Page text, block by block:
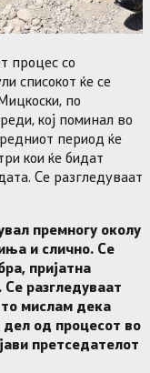
процес со
списокот ќе се
по
кој поминал во
период ќе
кои ќе бидат
Се разгледуваат
премногу околу
и слично. Се
пријатна
разгледуваат
мислам дека
дел од процесот во
претседателот